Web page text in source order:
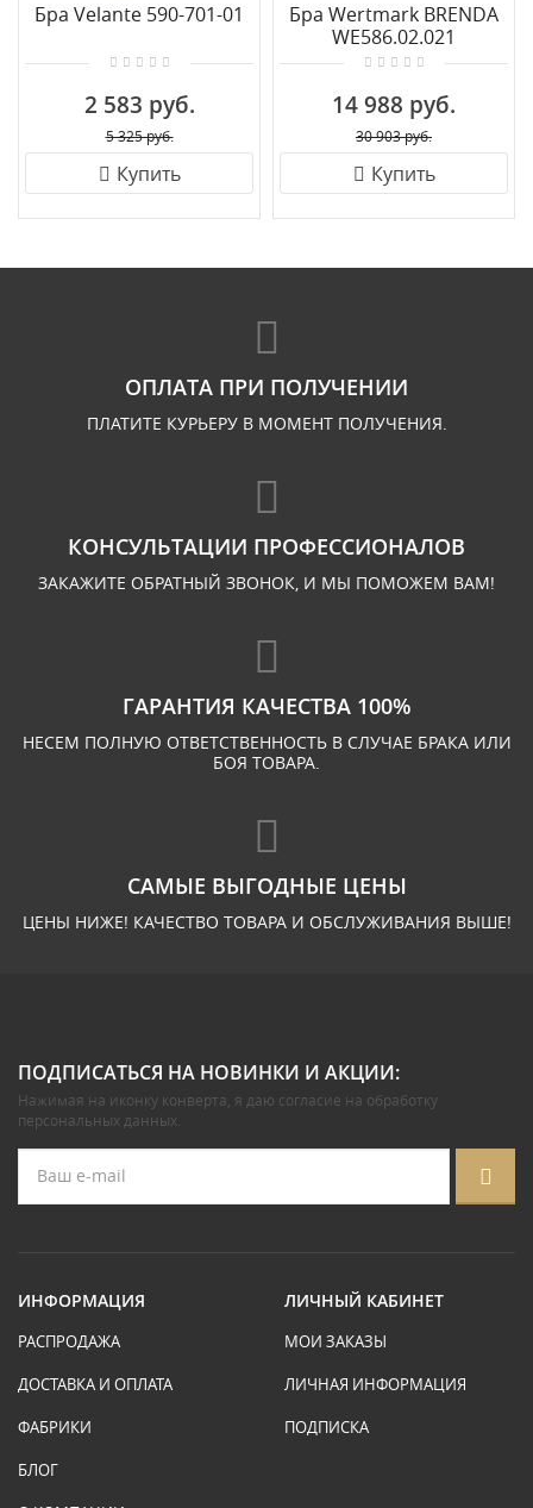
Бра Velante 590-701-01
2 583 руб.
5 325 руб.
Купить
Бра Wertmark BRENDA
WE586.02.021
14 988 руб.
30 903 руб.
Купить
ОПЛАТА ПРИ ПОЛУЧЕНИИ
ПЛАТИТЕ КУРЬЕРУ В МОМЕНТ ПОЛУЧЕНИЯ.
КОНСУЛЬТАЦИИ ПРОФЕССИОНАЛОВ
ЗАКАЖИТЕ ОБРАТНЫЙ ЗВОНОК, И МЫ ПОМОЖЕМ ВАМ!
ГАРАНТИЯ КАЧЕСТВА 100%
НЕСЕМ ПОЛНУЮ ОТВЕТСТВЕННОСТЬ В СЛУЧАЕ БРАКА ИЛИ
БОЯ ТОВАРА.
САМЫЕ ВЫГОДНЫЕ ЦЕНЫ
ЦЕНЫ НИЖЕ! КАЧЕСТВО ТОВАРА И ОБСЛУЖИВАНИЯ ВЫШЕ!
ПОДПИСАТЬСЯ НА НОВИНКИ И АКЦИИ:
Нажимая на иконку конверта, я даю согласие на обработку
персональных данных.
ИНФОРМАЦИЯ
РАСПРОДАЖА
ДОСТАВКА И ОПЛАТА
ФАБРИКИ
БЛОГ
ЛИЧНЫЙ КАБИНЕТ
МОИ ЗАКАЗЫ
ЛИЧНАЯ ИНФОРМАЦИЯ
ПОДПИСКА